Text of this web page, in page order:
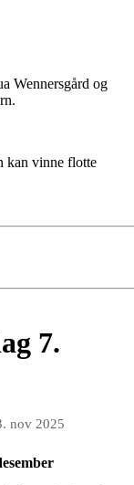
Wennersgård og
kan vinne flotte
7.
nov 2025